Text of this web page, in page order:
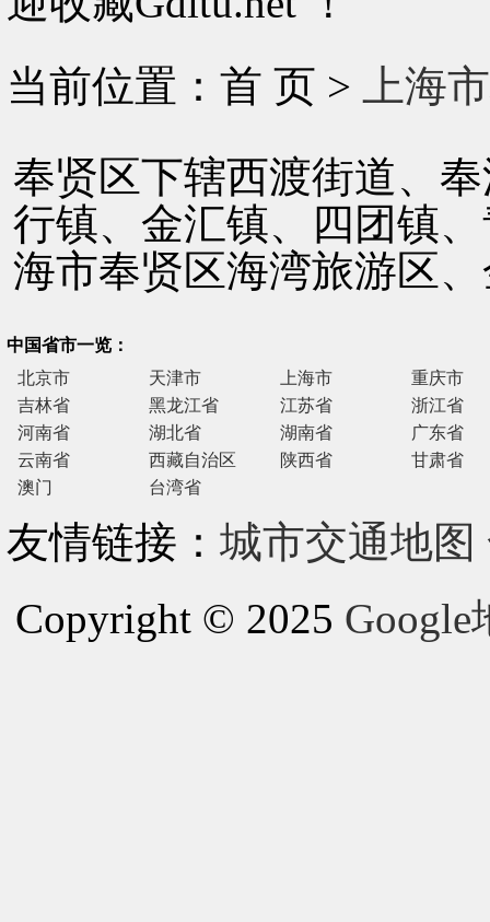
当前位置：首 页 >
上海
奉贤区下辖西渡街道、
行镇、金汇镇、四团镇
海市奉贤区海湾旅游区
中国省市一览：
北京市
天津市 上海市
重庆市
吉林省
黑龙江省 江苏省
浙江省
河南省
湖北省 湖南省
广东省
云南省
西藏自治区 陕西省
甘肃省
澳门
台湾省
友情链接： 城市交通地图
Copyright © 2025 Google